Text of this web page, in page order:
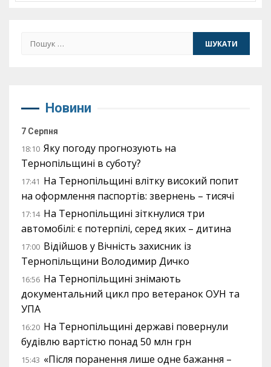
Пошук:
Новини
7 Серпня
18:10 Яку погоду прогнозують на
Тернопільщині в суботу?
17:41 На Тернопільщині влітку високий попит
на оформлення паспортів: звернень – тисячі
17:14 На Тернопільщині зіткнулися три
автомобілі: є потерпілі, серед яких – дитина
17:00 Відійшов у Вічність захисник із
Тернопільщини Володимир Дичко
16:56 На Тернопільщині знімають
документальний цикл про ветеранок ОУН та
УПА
16:20 На Тернопільщині державі повернули
будівлю вартістю понад 50 млн грн
15:43 «Після поранення лише одне бажання –